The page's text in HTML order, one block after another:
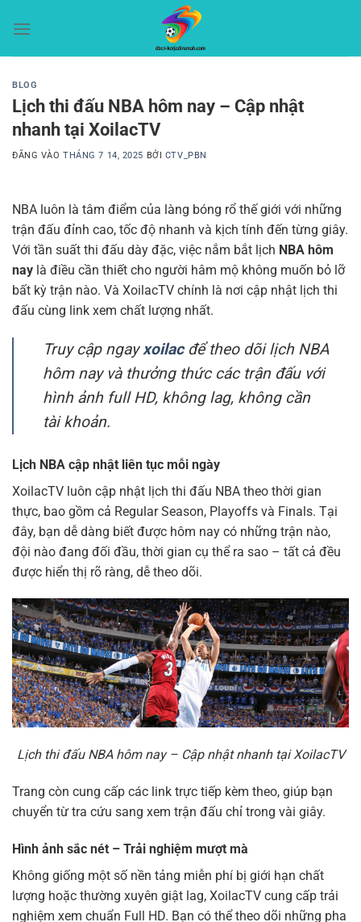
qua
BLOG
Lịch thi đấu NBA hôm nay – Cập nhật
nhanh tại XoilacTV
ĐĂNG VÀOTHÁNG 7 14, 2025 BỞI CTV_PBN
NBA luôn là tâm điểm của làng bóng rổ thế giới với những
trận đấu đỉnh cao, tốc độ nhanh và kịch tính đến từng giây.
Với tần suất thi đấu dày đặc, việc nắm bắt lịch NBA hôm
nay là điều cần thiết cho người hâm mộ không muốn bỏ lỡ
bất kỳ trận nào. Và XoilacTV chính là nơi cập nhật lịch thi
đấu cùng link xem chất lượng nhất.
Truy cập ngayxoilacđể theo dõi lịch NBA
hôm nay và thưởng thức các trận đấu với
hình ảnh full HD, không lag, không cần
tài khoản.
Lịch NBA cập nhật liên tục mỗi ngày
XoilacTV luôn cập nhật lịch thi đấu NBA theo thời gian
thực, bao gồm cả Regular Season, Playoffs và Finals. Tại
đây, bạn dễ dàng biết được hôm nay có những trận nào,
đội nào đang đối đầu, thời gian cụ thể ra sao – tất cả đều
được hiển thị rõ ràng, dễ theo dõi.
Lịch thi đấu NBA hôm nay – Cập nhật nhanh tại XoilacTV
Trang còn cung cấp các link trực tiếp kèm theo, giúp bạn
chuyển từ tra cứu sang xem trận đấu chỉ trong vài giây.
Hình ảnh sắc nét – Trải nghiệm mượt mà
Không giống một số nền tảng miễn phí bị giới hạn chất
lượng hoặc thường xuyên giật lag, XoilacTV cung cấp trải
nghiệm xem chuẩn Full HD. Bạn có thể theo dõi những pha